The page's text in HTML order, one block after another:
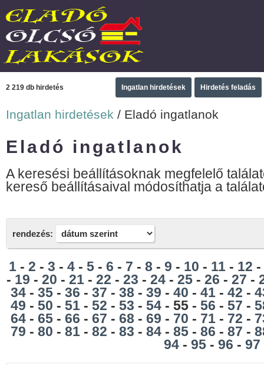
2 219 db hirdetés Ingatlan hirdetések Hirdetés feladás
Ingatlan hirdetések / Eladó ingatlanok
Eladó ingatlanok
A keresési beállításoknak megfelelő
kereső beállításaival módosíthatja a
rendezés:
1 - 2 - 3 - 4 - 5 - 6 - 7 - 8 - 9 - 10 - 11 - 12 -
- 19 - 20 - 21 - 22 - 23 - 24 - 25 - 26 - 27 -
34 - 35 - 36 - 37 - 38 - 39 - 40 - 41 - 42 -
49 - 50 - 51 - 52 - 53 - 54 - 55 - 56 - 57 -
64 - 65 - 66 - 67 - 68 - 69 - 70 - 71 - 72 -
79 - 80 - 81 - 82 - 83 - 84 - 85 - 86 - 87 -
94 - 95 - 96 - 97